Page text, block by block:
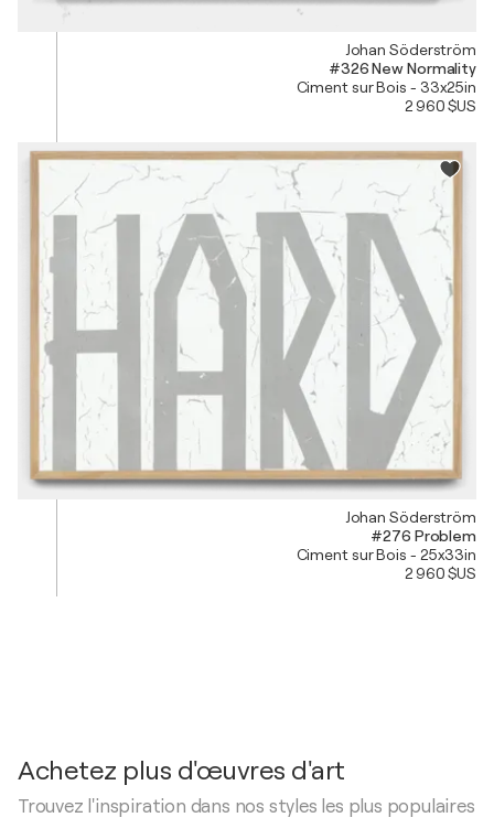
Johan Söderström
#326 New Normality
Ciment sur Bois - 33x25in
2 960 $US
Johan Söderström
#276 Problem
Ciment sur Bois - 25x33in
2 960 $US
Achetez plus d'œuvres d'art
Trouvez l'inspiration dans nos styles les plus populaires